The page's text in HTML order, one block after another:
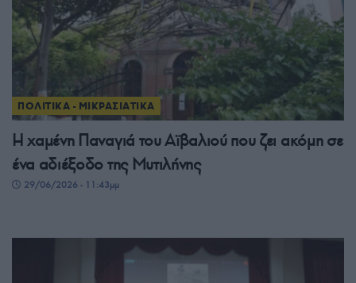
ΠΟΛΙΤΙΚΑ - ΜΙΚΡΑΣΙΑΤΙΚΑ
Η χαμένη Παναγιά του Αϊβαλιού που ζει ακόμη σε
ένα αδιέξοδο της Μυτιλήνης
29/06/2026 - 11:43μμ